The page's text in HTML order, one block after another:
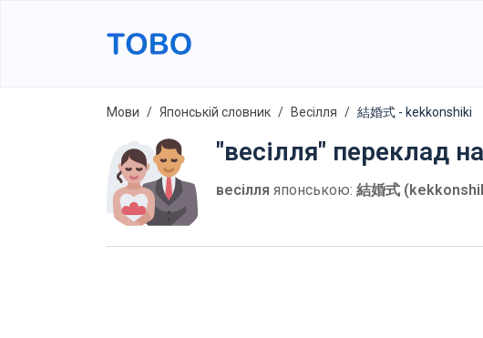
Мови Японській словник Весілля 結婚式 - kekkonshiki
"весілля" переклад
весілля японською: 結婚式